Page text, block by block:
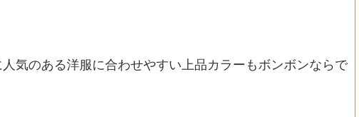
気のある洋服に合わせやすい上品カラーもボンボンならで